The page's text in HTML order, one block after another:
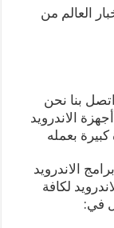
العالم من
بنا نحن
الاندرويد
بعمله
الاندرويد
لكافة
في: